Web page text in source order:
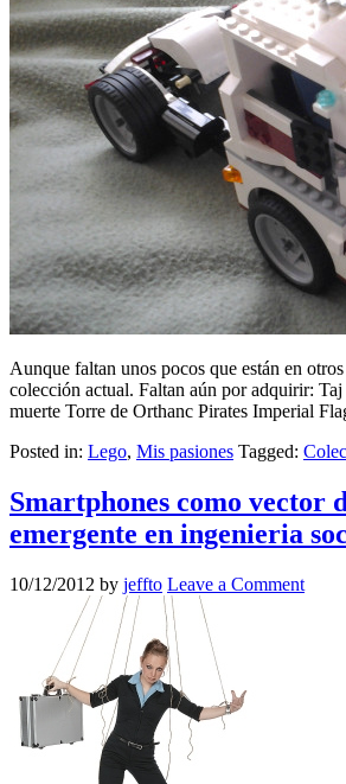
Aunque faltan unos pocos que están en
colección actual. Faltan aún por adquirir:
muerte Torre de Orthanc Pirates Imperial
Posted in: Lego, Mis pasiones Tagged:
Smartphones como vector
emergente en ingenieria
10/12/2012 by jeffto Leave a Comment